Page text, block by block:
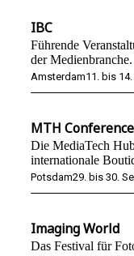
IBC
Führende
der Medienbranche.
Amsterdam11. bis
MTH Conference
Die MediaTech
internationale
Potsdam29. bis 30.
Imaging World
Das Festival für